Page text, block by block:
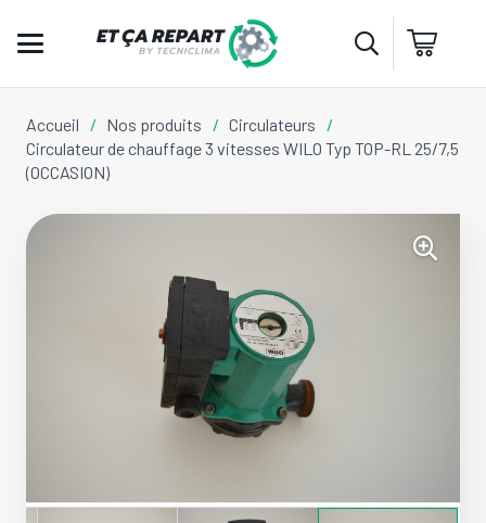
Accueil / Nos produits / Circulateurs
/
Circulateur de chauffage 3 vitesses WILO Typ TOP-RL 25/7,5
(OCCASION)